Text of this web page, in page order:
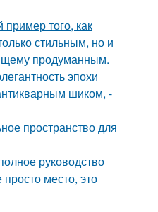
пример того, как
стильным, но и
продуманным.
эпохи
шиком, -
пространство для
руководство
место, это